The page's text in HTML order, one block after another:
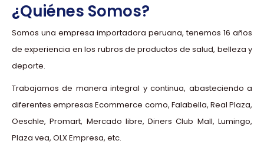
¿Quiénes Somos?
Somos una empresa importadora peruana, tenemos 16 años
de experiencia en los rubros de productos de salud, belleza y
deporte.
Trabajamos de manera integral y continua, abasteciendo a
diferentes empresas Ecommerce como, Falabella, Real Plaza,
Oeschle, Promart, Mercado libre, Diners Club Mall, Lumingo,
Plaza vea, OLX Empresa, etc.